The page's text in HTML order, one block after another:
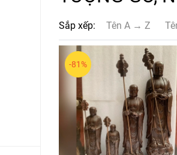
Sắp xếp: Tên A → Z
-81%